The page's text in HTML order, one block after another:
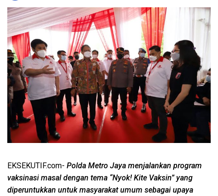
EKSEKUTIF.com- Polda Metro Jaya menjalankan program
vaksinasi masal dengan tema “Nyok! Kite Vaksin” yang
diperuntukkan untuk masyarakat umum sebagai upaya